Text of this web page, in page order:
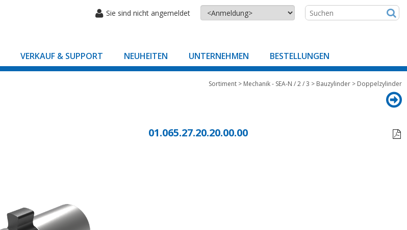
Sie sind nicht angemeldet
VERKAUF & SUPPORT NEUHEITEN UNTERNEHMEN BESTELLUNGEN
Sortiment > Mechanik - SEA-N / 2 / 3 > Bauzylinder > Doppelzylinder
01.065.27.20.20.00.00
